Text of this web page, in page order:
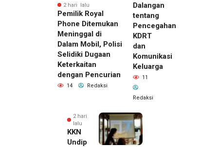
2 hari lalu
Pemilik Royal
Phone Ditemukan
Meninggal di
Dalam Mobil, Polisi
Selidiki Dugaan
Keterkaitan
dengan Pencurian
14 Redaksi
Dalangan
tentang
Pencegahan
KDRT
dan
Komunikasi
Keluarga
11
Redaksi
2 hari
lalu
KKN
Undip